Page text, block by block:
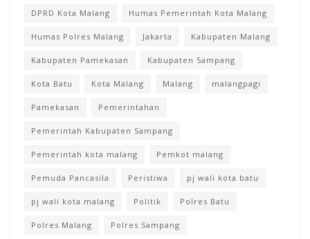
DPRD Kota Malang Humas Pemerintah Kota Malang
Humas Polres Malang Jakarta Kabupaten Malang
Kabupaten Pamekasan Kabupaten Sampang
Kota Batu Kota Malang Malang malangpagi
Pamekasan Pemerintahan
Pemerintah Kabupaten Sampang
Pemerintah kota malang Pemkot malang
Pemuda Pancasila Peristiwa pj wali kota batu
pj wali kota malang Politik Polres Batu
Polres Malang Polres Sampang